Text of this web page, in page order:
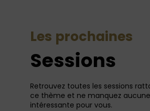
Les prochaines
Sessions
Retrouvez toutes les sessions
ce thème et ne manquez
intéressante pour vous.